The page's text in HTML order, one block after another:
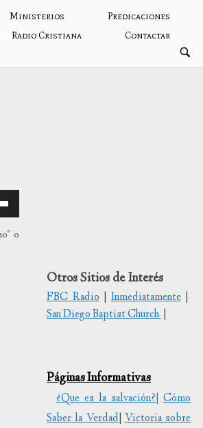
Ministerios
Predicaciones
Radio Cristiana Contactar
ABRIR
BARRA
DE
o
Otros Sitios de Interés
FBC Radio|Inmediatamente|
San Diego Baptist Church
Páginas Informativas
¿Que es la salvación?| Cómo
Saber la Verdad|Victoria sobre